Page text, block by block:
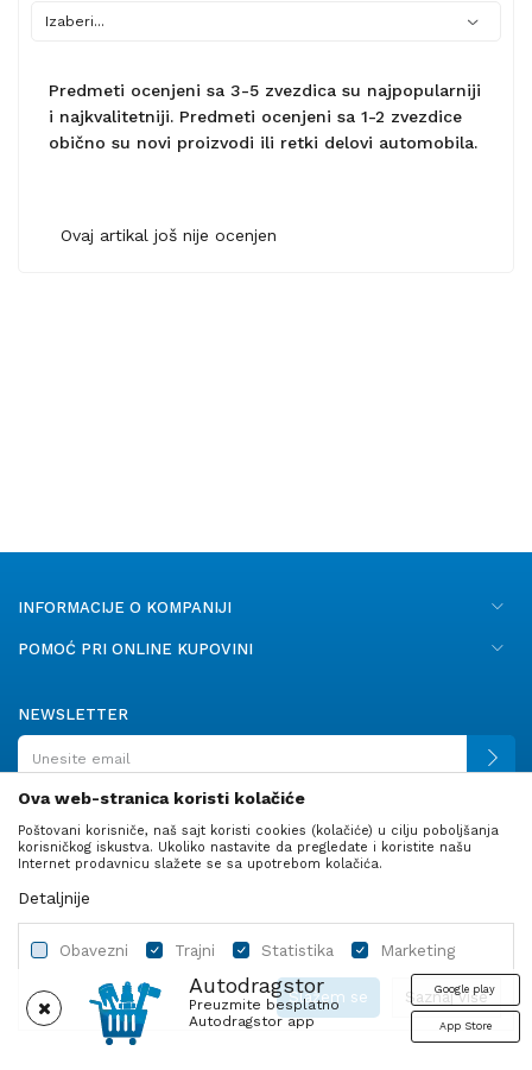
Autodragstor
Preuzmite besplatno
Autodragstor app
Google play
App Store
Predmeti ocenjeni sa 3-5 zvezdica su najpopularniji
i najkvalitetniji. Predmeti ocenjeni sa 1-2 zvezdice
obično su novi proizvodi ili retki delovi automobila.
Ovaj artikal još nije ocenjen
INFORMACIJE O KOMPANIJI
POMOĆ PRI ONLINE KUPOVINI
NEWSLETTER
PRATITE NAS
Autodelovi Ulje i tečnosti
Ova web-stranica koristi kolačiće
Poštovani korisniče, naš sajt koristi cookies (kolačiće) u cilju poboljšanja
korisničkog iskustva. Ukoliko nastavite da pregledate i koristite našu
Internet prodavnicu slažete se sa upotrebom kolačića.
Detaljnije
Obavezni Trajni Statistika Marketing
Saznaj više
Slažem se